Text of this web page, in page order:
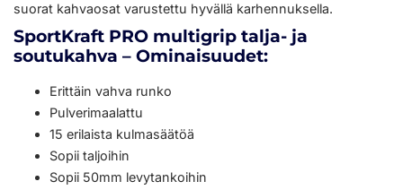
suorat kahvaosat varustettu hyvällä karhennuksella.
SportKraft PRO multigrip talja- ja
soutukahva – Ominaisuudet:
Erittäin vahva runko
Pulverimaalattu
15 erilaista kulmasäätöä
Sopii taljoihin
Sopii 50mm levytankoihin